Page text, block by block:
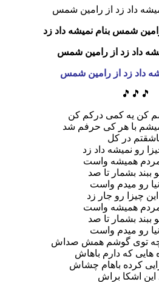
شمس بنام نمیشه داد زد
داد زد از رامین شمس
داد زد از رامین شمس
🎵🎵🎵
کن یه کمی درکم کن
با هر کی حرفم شد
در کل
رو نمیشه داد زد
همیشه واست
ببند بشمار تا صد
رو میدم واست
چیزا رو جار زد
همیشه واست
ببند بشمار تا صد
رو میدم واست
توی گوشم همش صداش
که دارم باهاش
کرده باهام چشاش
این اشکا براش